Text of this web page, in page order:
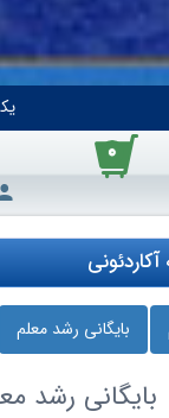
۰
بایگانی رشد معلم
بایگانی رشد